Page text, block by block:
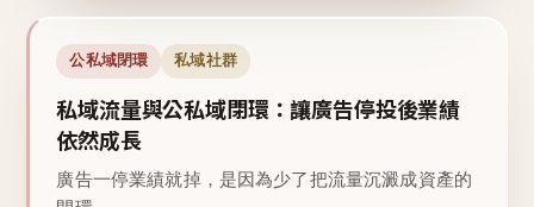
公私域閉環 私域社群
私域流量與公私域閉環：讓廣告停投後業績
依然成長
廣告一停業績就掉，是因為少了把流量沉澱成資產的